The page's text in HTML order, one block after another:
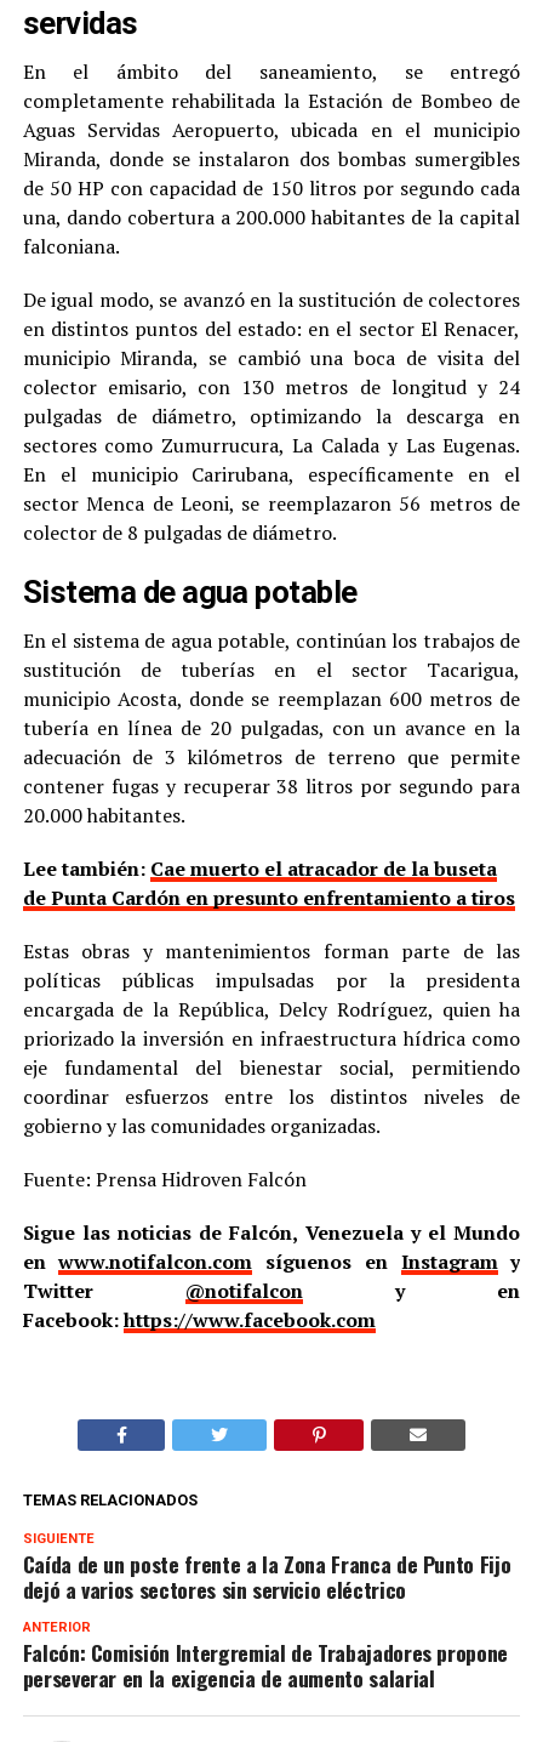
servidas
En el ámbito del saneamiento, se entregó
completamente rehabilitada la Estación de Bombeo de
Aguas Servidas Aeropuerto, ubicada en el municipio
Miranda, donde se instalaron dos bombas sumergibles
de 50 HP con capacidad de 150 litros por segundo cada
una, dando cobertura a 200.000 habitantes de la capital
falconiana.
De igual modo, se avanzó en la sustitución de colectores
en distintos puntos del estado: en el sector El Renacer,
municipio Miranda, se cambió una boca de visita del
colector emisario, con 130 metros de longitud y 24
pulgadas de diámetro, optimizando la descarga en
sectores como Zumurrucura, La Calada y Las Eugenas.
En el municipio Carirubana, específicamente en el
sector Menca de Leoni, se reemplazaron 56 metros de
colector de 8 pulgadas de diámetro.
Sistema de agua potable
En el sistema de agua potable, continúan los trabajos de
sustitución de tuberías en el sector Tacarigua,
municipio Acosta, donde se reemplazan 600 metros de
tubería en línea de 20 pulgadas, con un avance en la
adecuación de 3 kilómetros de terreno que permite
contener fugas y recuperar 38 litros por segundo para
20.000 habitantes.
Lee también: Cae muerto el atracador de la buseta
de Punta Cardón en presunto enfrentamiento a tiros
Estas obras y mantenimientos forman parte de las
políticas públicas impulsadas por la presidenta
encargada de la República, Delcy Rodríguez, quien ha
priorizado la inversión en infraestructura hídrica como
eje fundamental del bienestar social, permitiendo
coordinar esfuerzos entre los distintos niveles de
gobierno y las comunidades organizadas.
Fuente: Prensa Hidroven Falcón
Sigue las noticias de Falcón, Venezuela y el Mundo
enwww.notifalcon.com síguenos en Instagramy
Twitter @notifalcony en
Facebook:https://www.facebook.com
TEMAS RELACIONADOS
SIGUIENTE
Caída de un poste frente a la Zona Franca de Punto Fijo
dejó a varios sectores sin servicio eléctrico
ANTERIOR
Falcón: Comisión Intergremial de Trabajadores propone
perseverar en la exigencia de aumento salarial